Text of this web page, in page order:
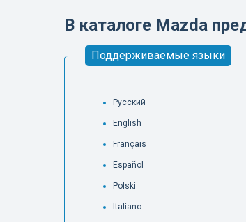
В каталоге Mazda
Русский
English
Français
Español
Polski
Italiano
Поддерживаемые языки